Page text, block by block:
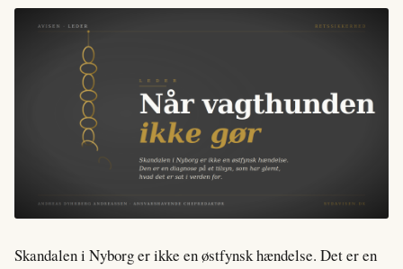
Skandalen i Nyborg er ikke en østfynsk hændelse. Det er en